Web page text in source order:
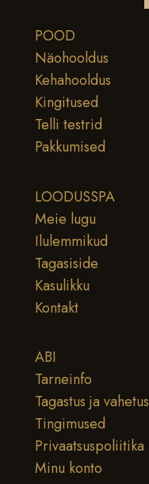
POOD
Näohooldus
Kehahooldus
Kingitused
Telli testrid
Pakkumised
LOODUSSPA
Meie lugu
Ilulemmikud
Tagasiside
Kasulikku
Kontakt
ABI
Tarneinfo
Tagastus ja vahetus
Tingimused
Privaatsuspoliitika
Minu konto